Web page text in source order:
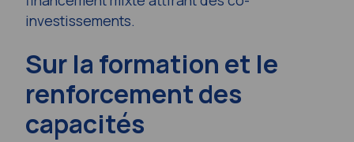
investissements.
Sur la formation et le
renforcement des
capacités